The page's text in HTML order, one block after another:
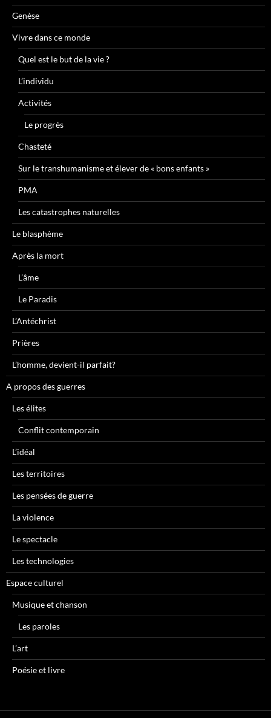
Genèse
Vivre dans ce monde
Quel est le but de la vie ?
L’individu
Activités
Le progrès
Chasteté
Sur le transhumanisme et élever de « bons enfants »
PMA
Les catastrophes naturelles
Le blasphème
Après la mort
L’âme
Le Paradis
L’Antéchrist
Prières
L’homme, devient-il parfait?
A propos des guerres
Les élites
Conflit contemporain
L’idéal
Les territoires
Les pensées de guerre
La violence
Le spectacle
Les technologies
Espace culturel
Musique et chanson
Les paroles
L’art
Poésie et livre